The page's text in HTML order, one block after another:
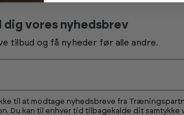
dig vores nyhedsbrev
tilbud og få nyheder før alle andre.
til at modtage nyhedsbreve fra
Du kan til enhver tid tilbagekalde dit samtykke